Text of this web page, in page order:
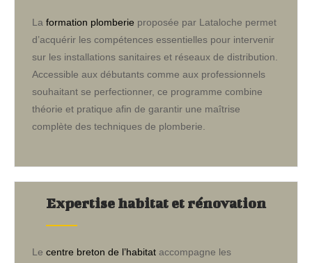
La formation plomberie proposée par Lataloche permet
d’acquérir les compétences essentielles pour intervenir
sur les installations sanitaires et réseaux de distribution.
Accessible aux débutants comme aux professionnels
souhaitant se perfectionner, ce programme combine
théorie et pratique afin de garantir une maîtrise
complète des techniques de plomberie.
Expertise habitat et rénovation
Le centre breton de l’habitat accompagne les